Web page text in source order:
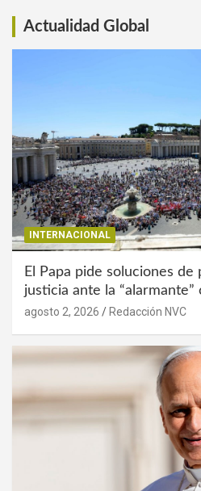
Actualidad Global
INTERNACIONAL
El Papa pide soluciones de
justicia ante la “alarmante”
agosto 2, 2026 Redacción NVC